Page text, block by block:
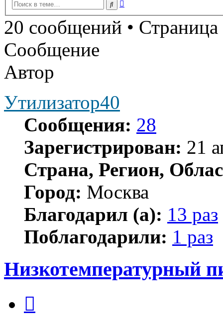
Поиск
20 сообщений • Страница
Сообщение
Автор
Утилизатор40
Сообщения: 28
Зарегистрирован: 21
Страна, Регион,
Город: Москва
Благодарил (а): 13 раз
Поблагодарили: 1 раз
Низкотемпературный